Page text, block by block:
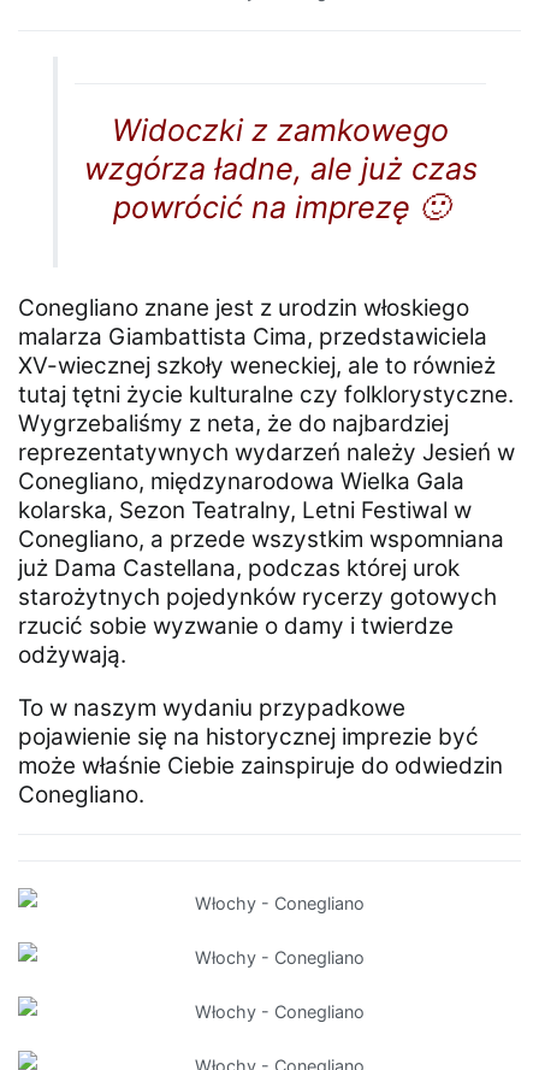
Widoczki z zamkowego
wzgórza ładne, ale już czas
powrócić na imprezę 🙂
Conegliano znane jest z urodzin włoskiego
malarza Giambattista Cima, przedstawiciela
XV-wiecznej szkoły weneckiej, ale to również
tutaj tętni życie kulturalne czy folklorystyczne.
Wygrzebaliśmy z neta, że do najbardziej
reprezentatywnych wydarzeń należy Jesień w
Conegliano, międzynarodowa Wielka Gala
kolarska, Sezon Teatralny, Letni Festiwal w
Conegliano, a przede wszystkim wspomniana
już Dama Castellana, podczas której urok
starożytnych pojedynków rycerzy gotowych
rzucić sobie wyzwanie o damy i twierdze
odżywają.
To w naszym wydaniu przypadkowe
pojawienie się na historycznej imprezie być
może właśnie Ciebie zainspiruje do odwiedzin
Conegliano.